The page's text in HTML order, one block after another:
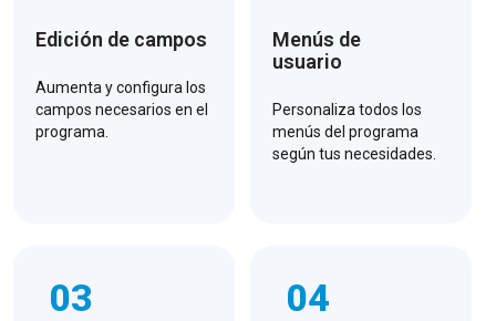
Edición de campos
Aumenta y configura los
campos necesarios en el
programa.
Menús de
usuario
Personaliza todos los
menús del programa
según tus necesidades.
03 04